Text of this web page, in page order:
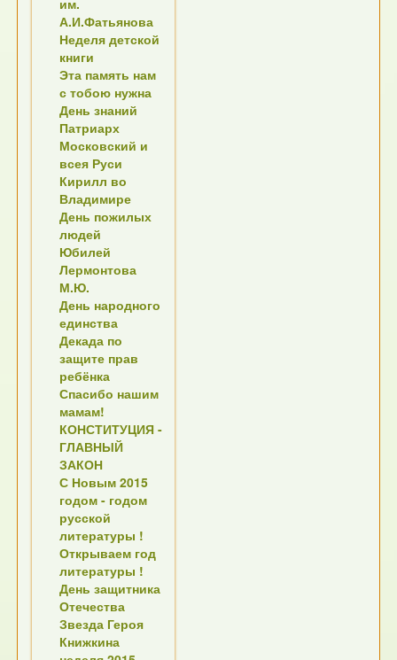
им.
А.И.Фатьянова
Неделя детской
книги
Эта память нам
с тобою нужна
День знаний
Патриарх
Московский и
всея Руси
Кирилл во
Владимире
День пожилых
людей
Юбилей
Лермонтова
М.Ю.
День народного
единства
Декада по
защите прав
ребёнка
Спасибо нашим
мамам!
КОНСТИТУЦИЯ -
ГЛАВНЫЙ
ЗАКОН
С Новым 2015
годом - годом
русской
литературы !
Открываем год
литературы !
День защитника
Отечества
Звезда Героя
Книжкина